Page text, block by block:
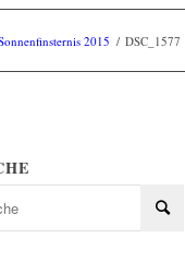
2015 / DSC_1577